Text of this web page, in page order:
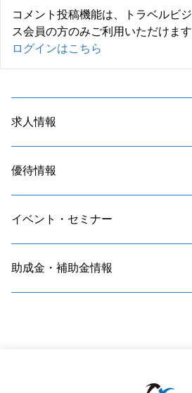
コメント投稿機能は、トラベルビ
ス会員の方のみご利用いただけます
ログインはこちら
求人情報
優待情報
イベント・セミナー
助成金・補助金情報